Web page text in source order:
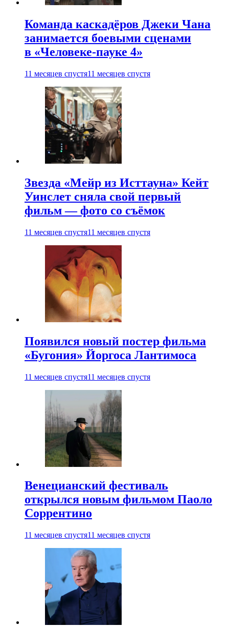
Команда каскадёров Джеки Чана
занимается боевыми сценами
в «Человеке-пауке 4»
11 месяцев спустя11 месяцев спустя
Звезда «Мейр из Исттауна» Кейт
Уинслет сняла свой первый
фильм — фото со съёмок
11 месяцев спустя11 месяцев спустя
Появился новый постер фильма
«Бугония» Йоргоса Лантимоса
11 месяцев спустя11 месяцев спустя
Венецианский фестиваль
открылся новым фильмом Паоло
Соррентино
11 месяцев спустя11 месяцев спустя